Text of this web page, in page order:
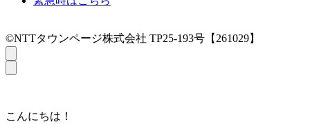
©NTTタウンページ株式会社 TP25-193号【261029】
こんにちは！